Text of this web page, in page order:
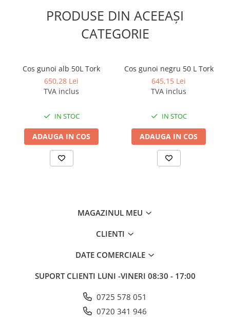
PRODUSE DIN ACEEAȘI
CATEGORIE
Cos gunoi alb 50L Tork
650,28 Lei
TVA inclus
IN STOC
ADAUGA IN COS
Cos gunoi negru 50 L Tork
645,15 Lei
TVA inclus
IN STOC
ADAUGA IN COS
MAGAZINUL MEU
CLIENTI
DATE COMERCIALE
SUPORT CLIENTI LUNI -VINERI 08:30 - 17:00
0725 578 051
0720 341 946